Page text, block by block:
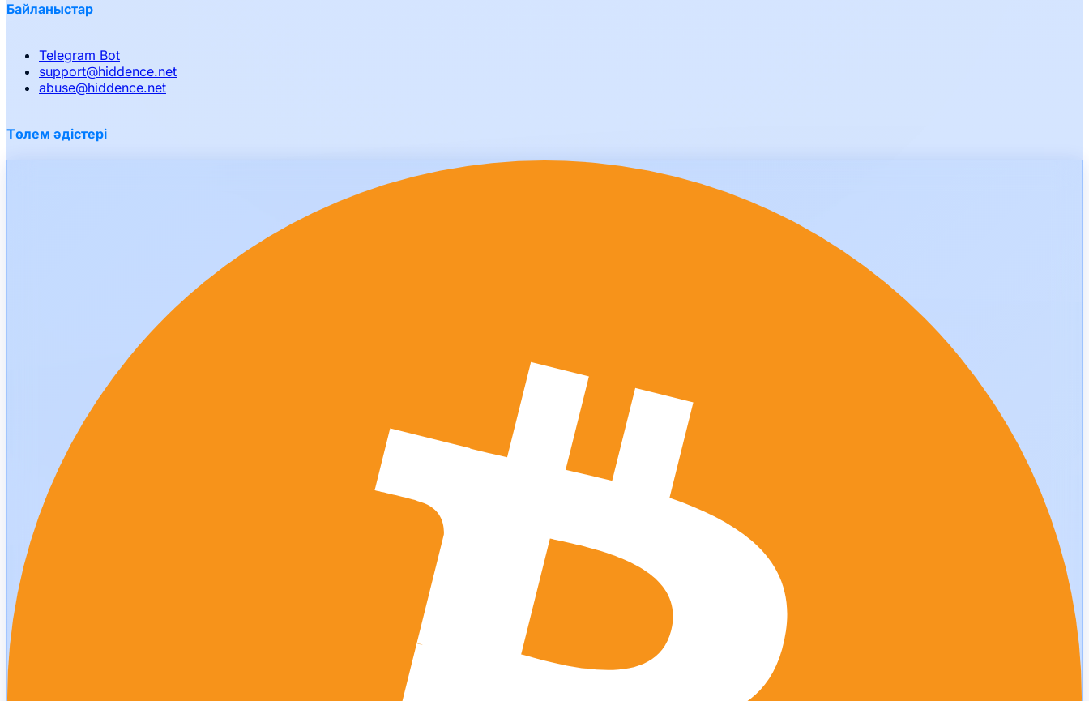
Байланыстар
Telegram Bot
support@hiddence.net
abuse@hiddence.net
Төлем әдістері